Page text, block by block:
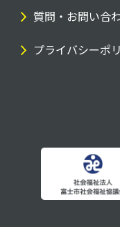
質問・お問い合
プライバシーポ